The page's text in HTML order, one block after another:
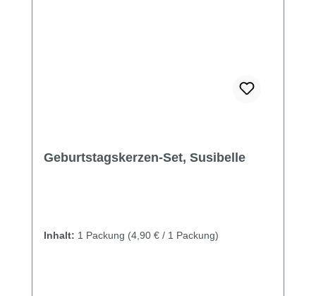
Geburtstagskerzen-Set, Susibelle
Inhalt: 1 Packung (4,90 € / 1 Packung)